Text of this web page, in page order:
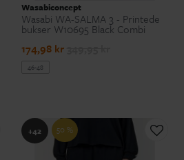
Wasabiconcept
Wasabi WA-SALMA 3 - Printede
bukser W10695 Black Combi
174,98 kr
46-48
+42 50 %